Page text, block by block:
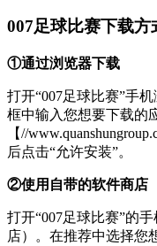
007足球比赛下载方
①通过浏览器下载
打开“007足球比赛”手
框中输入您想要下载的
【//
后点击“允许安装”。
②使用自带的软件商店
打开“007足球比赛”的
店）。在推荐中选择您